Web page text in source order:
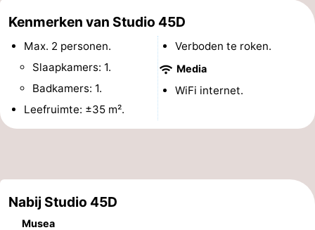
doen
-
Monumenten
Rondvaarten
-
Amusement
Kenmerken van Studio 45D
Max. 2 personen.
Slaapkamers: 1.
Badkamers: 1.
Leefruimte: ±35 m².
Verboden te roken.
Media
WiFi internet.
Nabij Studio 45D
Musea